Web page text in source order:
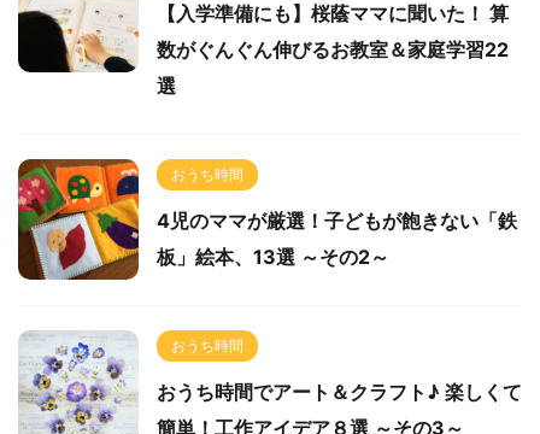
【入学準備にも】桜蔭ママに聞いた！ 算
数がぐんぐん伸びるお教室＆家庭学習22
選
おうち時間
4児のママが厳選！子どもが飽きない「鉄
板」絵本、13選 ～その2～
おうち時間
おうち時間でアート＆クラフト♪ 楽しくて
簡単！工作アイデア８選 ～その3～